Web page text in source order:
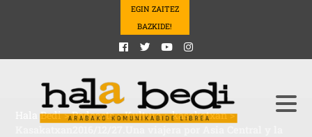
EGIN ZAITEZ
BAZKIDE!
Hala Bedi>Podcasts>Kultura>kasakatxan>